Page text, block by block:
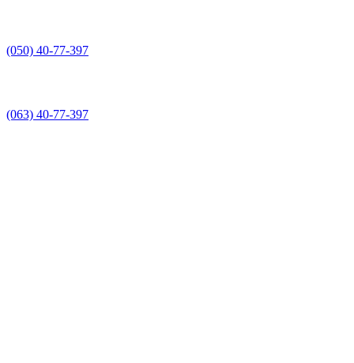
(050) 40-77-397
(063) 40-77-397